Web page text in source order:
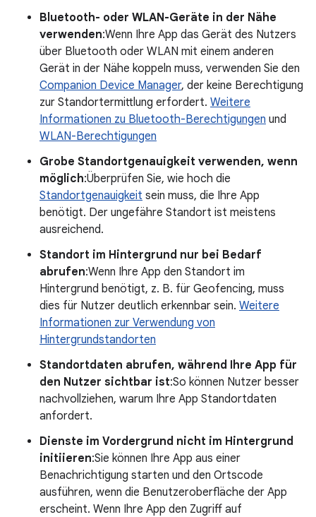
Bluetooth- oder WLAN-Geräte in der Nähe
verwenden:Wenn Ihre App das Gerät des Nutzers
über Bluetooth oder WLAN mit einem anderen
Gerät in der Nähe koppeln muss, verwenden Sie den
Companion Device Manager, der keine Berechtigung
zur Standortermittlung erfordert. Weitere
Informationen zu Bluetooth-Berechtigungen und
WLAN-Berechtigungen
Grobe Standortgenauigkeit verwenden, wenn
möglich:Überprüfen Sie, wie hoch die
Standortgenauigkeit sein muss, die Ihre App
benötigt. Der ungefähre Standort ist meistens
ausreichend.
Standort im Hintergrund nur bei Bedarf
abrufen:Wenn Ihre App den Standort im
Hintergrund benötigt, z. B. für Geofencing, muss
dies für Nutzer deutlich erkennbar sein. Weitere
Informationen zur Verwendung von
Hintergrundstandorten
Standortdaten abrufen, während Ihre App für
den Nutzer sichtbar ist:So können Nutzer besser
nachvollziehen, warum Ihre App Standortdaten
anfordert.
Dienste im Vordergrund nicht im Hintergrund
initiieren:Sie können Ihre App aus einer
Benachrichtigung starten und den Ortscode
ausführen, wenn die Benutzeroberfläche der App
erscheint. Wenn Ihre App den Zugriff auf